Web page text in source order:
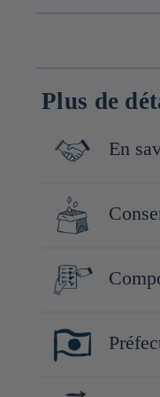
Plus de
En
Fondée à
générations.
Conserver
Riz Ginsan
Akita